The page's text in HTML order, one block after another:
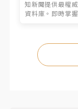
知新聞提供最權
資料庫。即時掌